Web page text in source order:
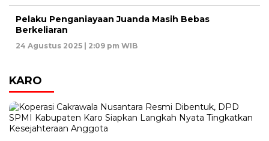
Pelaku Penganiayaan Juanda Masih Bebas
Berkeliaran
24 Agustus 2025 | 2:09 pm WIB
KARO